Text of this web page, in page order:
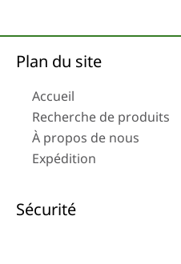
Plan du site
Accueil
Recherche de produits
À propos de nous
Expédition
Sécurité